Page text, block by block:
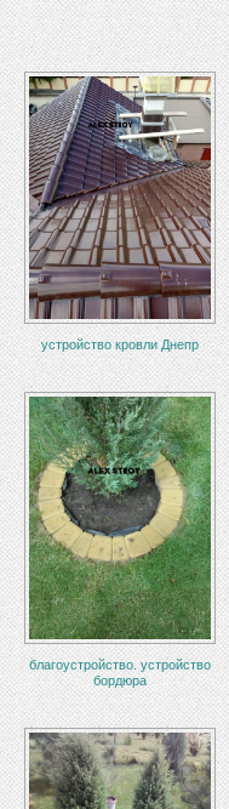
устройство кровли Днепр
благоустройство. устройство
бордюра